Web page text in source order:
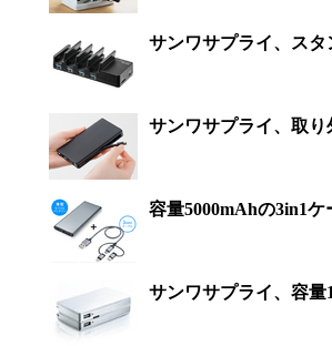
サンワサプライ、スタ
サンワサプライ、取
容量5000mAhの3in1
サンワサプライ、容